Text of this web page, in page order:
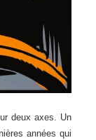
deux axes. Un
années qui